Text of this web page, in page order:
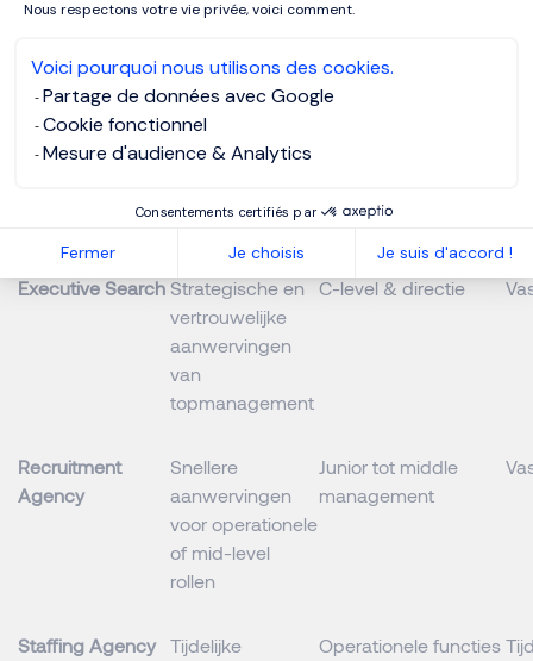
Nous respectons votre vie privée, voici comment.
Voici pourquoi nous utilisons des cookies.
Partage de données avec Google
Cookie fonctionnel
Mesure d'audience & Analytics
Consentements certifiés par
Fermer Je choisis Je suis d'accord !
waarvoor hij betaalt.
Executive Search vs
Recruitment Agency vs
Staffing Agency
Focus Doelgroep
Executive Search Strategische en
vertrouwelijke
aanwervingen
van
topmanagement
C-level & directie
Recruitment
Agency
Snellere
aanwervingen
voor operationele
of mid-level
rollen
Junior tot middle
management
Staffing Agency Tijdelijke
Operationele functies